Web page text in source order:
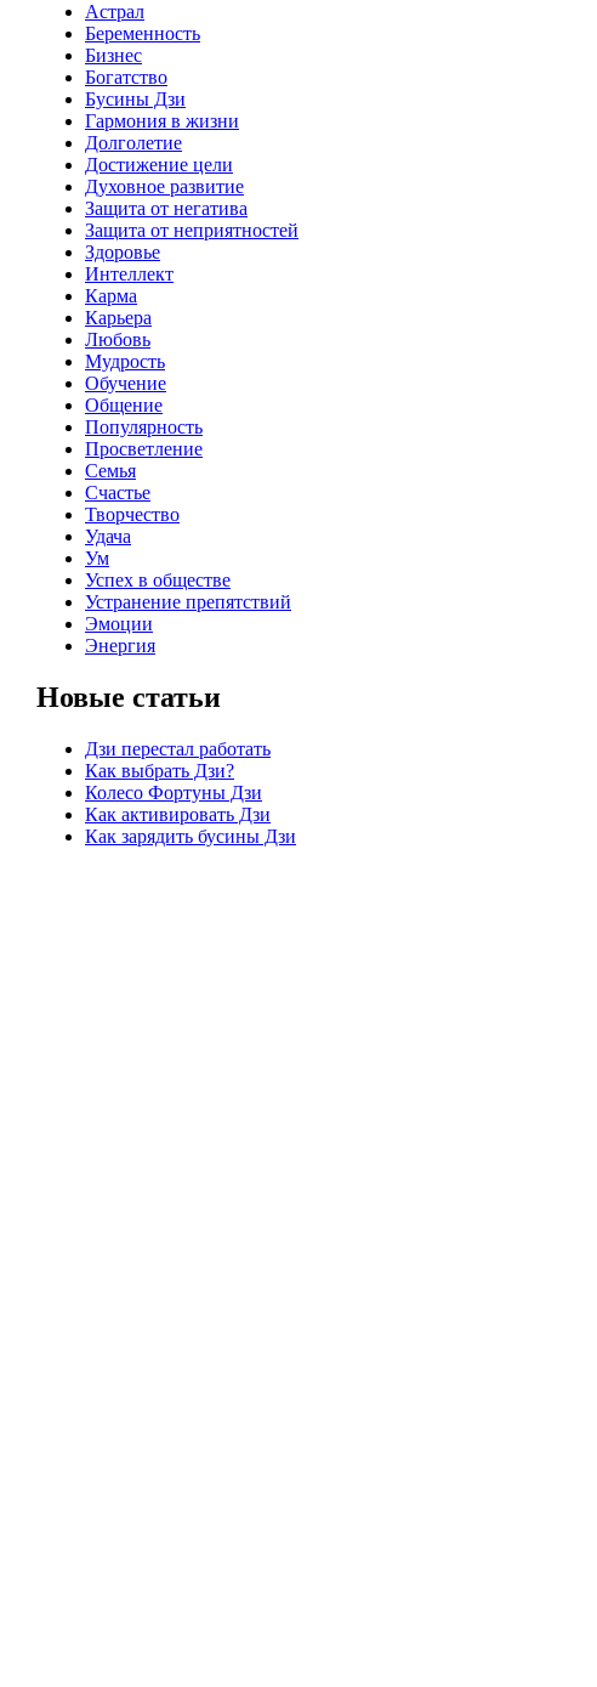
Астрал
Беременность
Бизнес
Богатство
Бусины Дзи
Гармония в жизни
Долголетие
Достижение цели
Духовное развитие
Защита от негатива
Защита от неприятностей
Здоровье
Интеллект
Карма
Карьера
Любовь
Мудрость
Обучение
Общение
Популярность
Просветление
Семья
Счастье
Творчество
Удача
Ум
Успех в обществе
Устранение препятствий
Эмоции
Энергия
Новые статьи
Дзи перестал работать
Как выбрать Дзи?
Колесо Фортуны Дзи
Как активировать Дзи
Как зарядить бусины Дзи